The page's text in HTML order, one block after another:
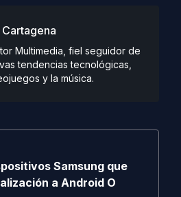
Multimedia, fiel seguidor de
tendencias tecnológicas,
y la música.
Samsung que
a Android O